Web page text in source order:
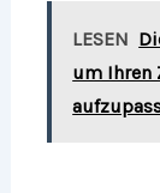
LESEN
um Ihren